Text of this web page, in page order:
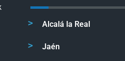
Alcalá la Real
Jaén